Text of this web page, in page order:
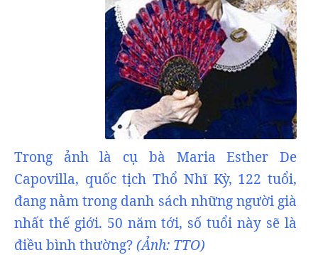
Trong ảnh là cụ bà Maria Esther De
Capovilla, quốc tịch Thổ Nhĩ Kỳ, 122 tuổi,
đang nằm trong danh sách những người già
nhất thế giới. 50 năm tới, số tuổi này sẽ là
điều bình thường?(Ảnh: TTO)